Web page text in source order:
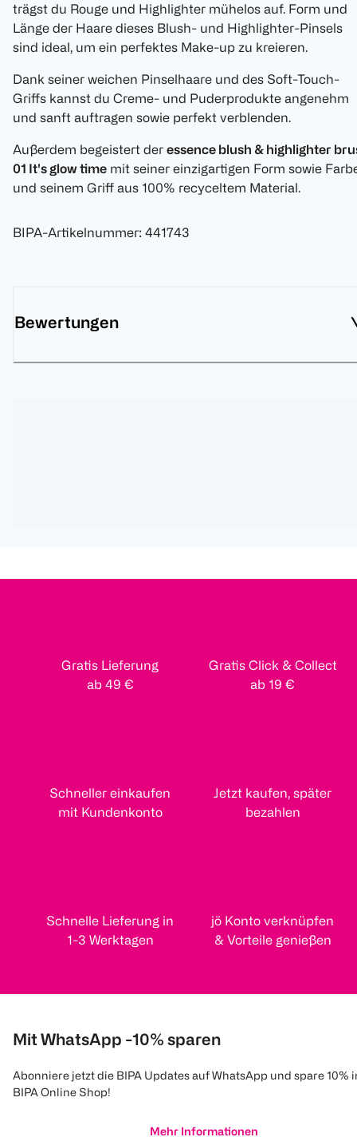
trägst du Rouge und Highlighter mühelos auf. Form und
Länge der Haare dieses Blush- und Highlighter-Pinsels
sind ideal, um ein perfektes Make-up zu kreieren.
Dank seiner weichen Pinselhaare und des Soft-Touch-
Griffs kannst du Creme- und Puderprodukte angenehm
und sanft auftragen sowie perfekt verblenden.
Außerdem begeistert der essence blush & highlighter
01 It's glow time mit seiner einzigartigen Form sowie
und seinem Griff aus 100% recyceltem Material.
BIPA-Artikelnummer: 441743
Bewertungen
Gratis Lieferung
ab 49 €
Gratis Click & Collect
ab 19 €
Schneller einkaufen
mit Kundenkonto
Jetzt kaufen, später
bezahlen
Schnelle Lieferung in
1-3 Werktagen
jö Konto verknüpfen
& Vorteile genießen
Mit WhatsApp -10% sparen
Abonniere jetzt die BIPA Updates auf WhatsApp und spare 10%
BIPA Online Shop!
Mehr Informationen